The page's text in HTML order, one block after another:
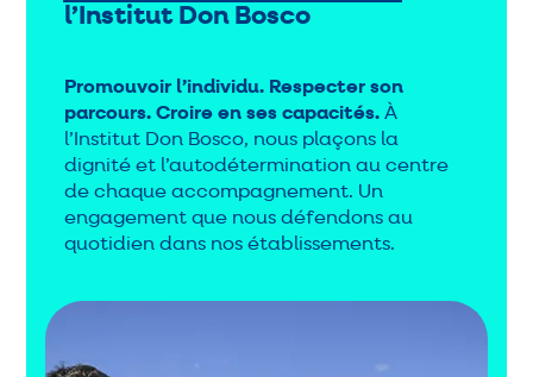
Nous rejoindre
Nous soutenir
Contact
Actualités
l’Institut Don Bosco
Promouvoir l’individu. Respecter son
parcours. Croire en ses capacités. À
l’Institut Don Bosco, nous plaçons la
dignité et l’autodétermination au centre
de chaque accompagnement. Un
engagement que nous défendons au
quotidien dans nos établissements.